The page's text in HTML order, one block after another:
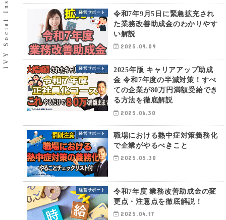
経営サポート
令和7年9月5日に緊急拡充され
た業務改善助成金のわかりやす
い解説
2025.09.09
経営サポート
2025年版 キャリアアップ助成
金 令和7年度の半減対策！すべ
ての企業が80万円満額受給でき
る方法を徹底解説
2025.06.30
経営サポート
職場における熱中症対策義務化
で企業がやるべきこと
2025.05.30
経営サポート
令和7年度 業務改善助成金の変
更点・注意点を徹底解説！
2025.04.17